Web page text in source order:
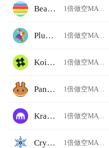
Beam Swap 1倍做空MATIC/USDT
Plunderswap 1倍做空MATIC/USDT
Koi Finance 1倍做空MATIC/USDT
PancakeSwap Stableswap 1倍做空MATIC/USDT
Kraken 1倍做空MATIC/USDT
CryptoBridge 1倍做空MATIC/USDT